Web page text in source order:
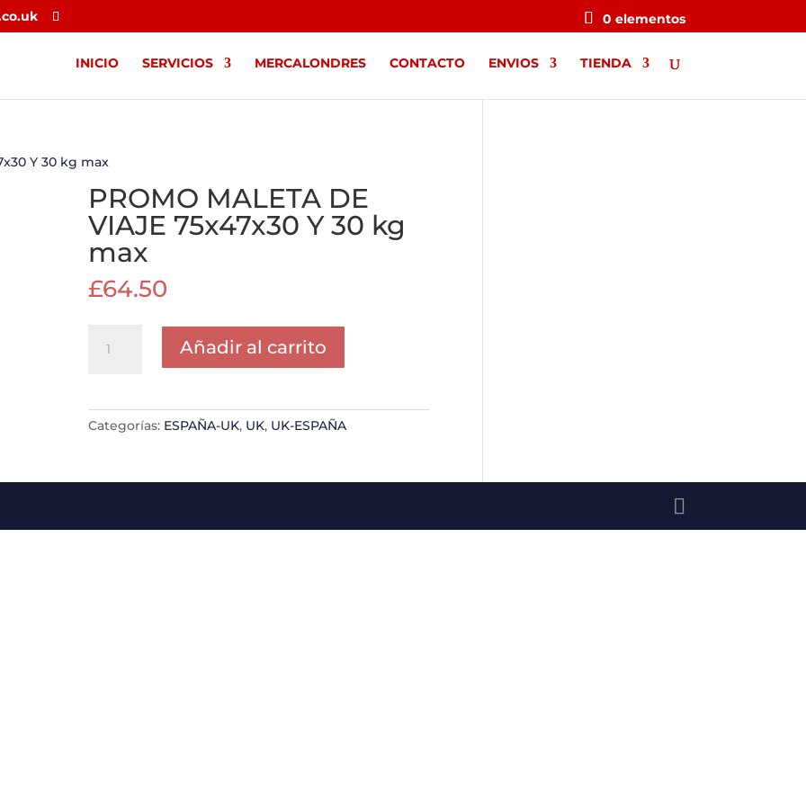
0 elementos
INICIO SERVICIOS MERCALONDRES CONTACTO ENVIOS TIENDA
Y 30 kg max
PROMO MALETA DE
VIAJE 75x47x30 Y 30 kg
max
£64.50
MALETA
75x47x30
kg
Añadir al carrito
Categorías: ESPAÑA-UK, UK, UK-ESPAÑA